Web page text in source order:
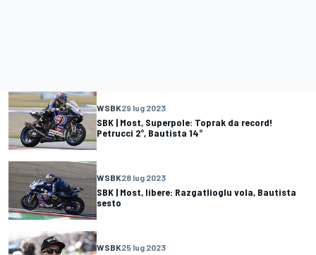
WSBK29 lug 2023
SBK | Most, Superpole: Toprak da record!
Petrucci 2°, Bautista 14°
WSBK28 lug 2023
SBK | Most, libere: Razgatlioglu vola, Bautista
sesto
WSBK25 lug 2023